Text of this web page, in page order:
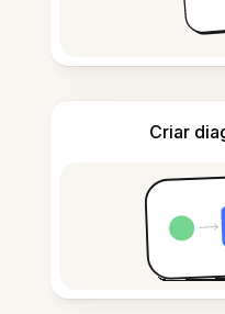
Criar